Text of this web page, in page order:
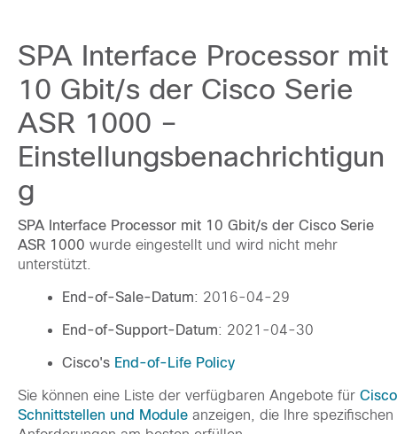
SPA Interface Processor mit
10 Gbit/s der Cisco Serie
ASR 1000 –
Einstellungsbenachrichtigun
g
SPA Interface Processor mit 10 Gbit/s der Cisco Serie
ASR 1000 wurde eingestellt und wird nicht mehr
unterstützt.
End-of-Sale-Datum: 2016-04-29
End-of-Support-Datum: 2021-04-30
Cisco's End-of-Life Policy
Sie können eine Liste der verfügbaren Angebote für Cisco
Schnittstellen und Module anzeigen, die Ihre spezifischen